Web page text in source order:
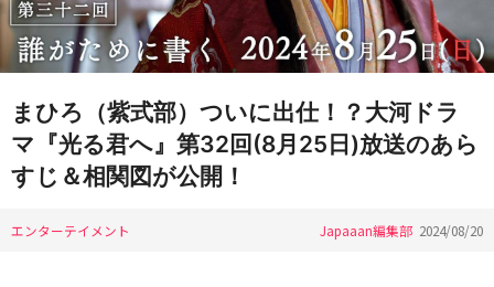
まひろ（紫式部）ついに出仕！？大河ドラ
マ『光る君へ』第32回(8月25日)放送のあら
すじ＆相関図が公開！
エンターテイメント Japaaan編集部 2024/08/20